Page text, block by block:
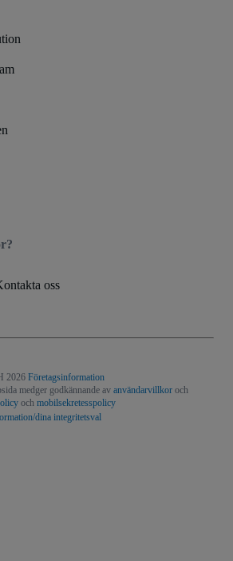
oss
2026 Företagsinformation
medger godkännande av användarvillkor och
och mobilsekretesspolicy
dina integritetsval